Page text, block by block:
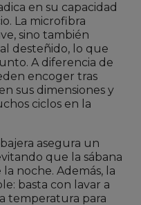
en su capacidad
La microfibra
sino también
desteñido, lo que
A diferencia de
encoger tras
sus dimensiones y
ciclos en la
asegura un
que la sábana
noche. Además, la
basta con lavar a
temperatura para